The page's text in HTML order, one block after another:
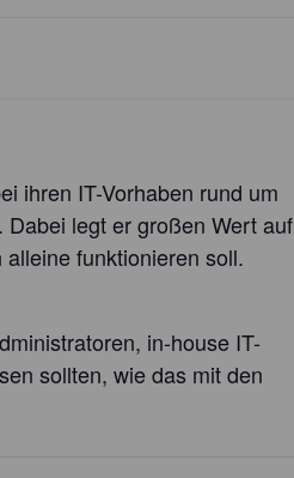
ihren IT-Vorhaben rund um
legt er großen Wert auf
funktionieren soll.
in-house IT-
sollten, wie das mit den